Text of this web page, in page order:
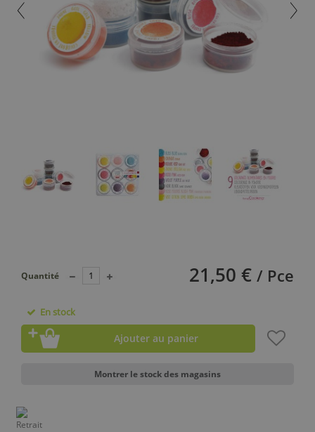
21,50 € / Pce
Quantité
En stock
Ajouter au panier
Montrer le stock des magasins